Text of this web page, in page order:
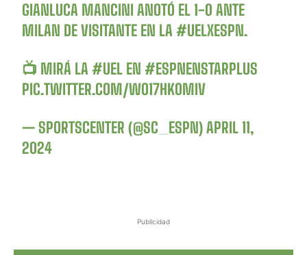
Publicidad
GIANLUCA MANCINI ANOTÓ EL 1-0 ANTE
MILAN DE VISITANTE EN LA#UELXESPN.
📺 MIRÁ LA#UEL EN#ESPNENSTARPLUS
PIC.TWITTER.COM/WO17HK0MIV
— SPORTSCENTER (@SC_ESPN)APRIL 11,
2024